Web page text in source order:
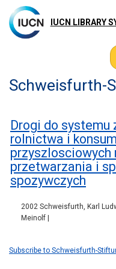
main
content
IUCN LIBRARY
Schweisfurth-
Drogi do systemu
rolnictwa i
przyszlosciowych
przetwarzania i
spozywczych
2002 Schweisfurth, Karl
Meinolf |
Subscribe to Schweisfurth-